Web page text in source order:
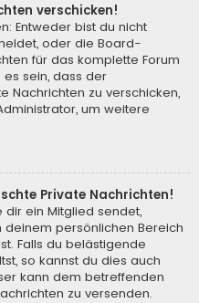
verschicken!
Entweder bist du nicht
oder die Board-
für das komplette Forum
sein, dass der
Nachrichten zu verschicken,
um weitere
Private Nachrichten!
dir ein Mitglied sendet,
persönlichen Bereich
Falls du belästigende
so kannst du dies auch
kann dem betreffenden
zu versenden.